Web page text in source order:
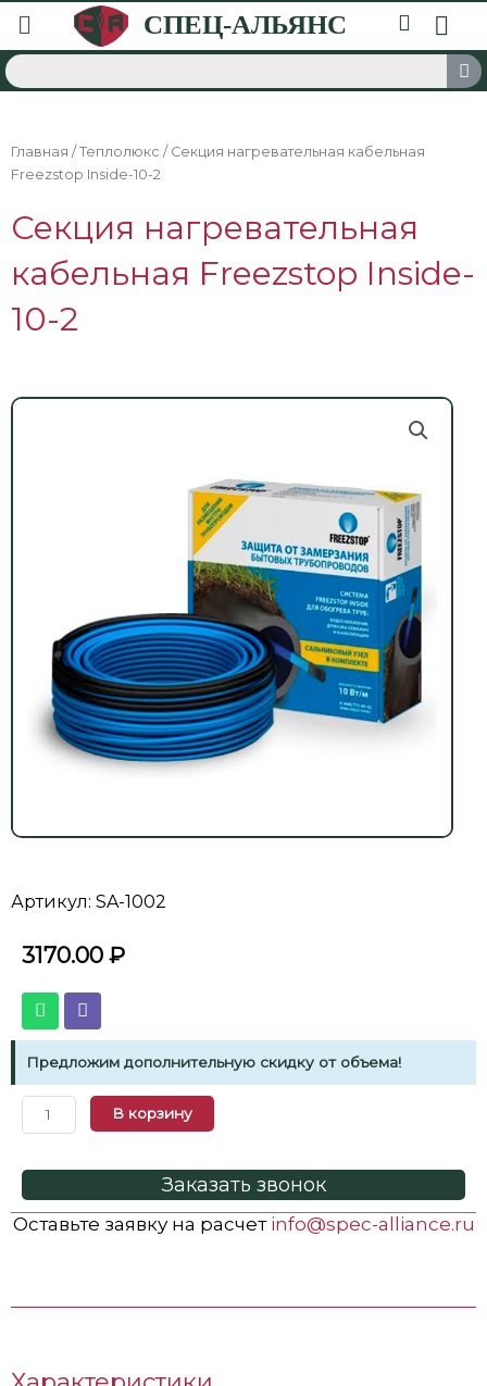
Главная / Теплолюкс / Секция нагревательная кабельная
Freezstop Inside-10-2
Секция нагревательная
кабельная Freezstop Inside-
10-2
Артикул: SA-1002
3170.00 ₽
Предложим дополнительную скидку от объема!
В корзину
Заказать звонок
Оставьте заявку на расчет info@spec-alliance.ru